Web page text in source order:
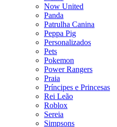
Now United
Panda
Patrulha Canina
Peppa Pig
Personalizados
Pets
Pokemon
Power Rangers
Praia
Príncipes e Princesas
Rei Leão
Roblox
Sereia
Simpsons